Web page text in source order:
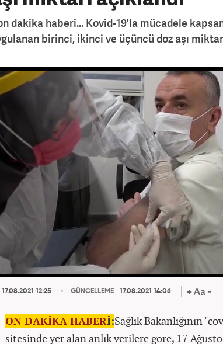
dakika haberi... Kovid-19'la mücadele
birinci, ikinci ve üçüncü doz aşı
17.08.2021 12:25 GÜNCELLEME 17.08.2021 14:06
ON DAKİKA HABERİ:Sağlık Bakanlığının
sitesinde yer alan anlık verilere göre, 17